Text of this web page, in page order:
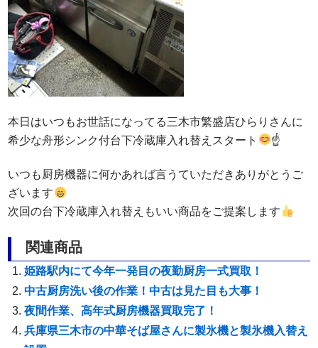
本日はいつもお世話になってる三木市繁盛店ひらりさんに
希少な舟形シンク付台下冷蔵庫入れ替えスタート
☝
いつも厨房機器に何かあれば言うていただきありがとうご
ざいます
次回の台下冷蔵庫入れ替えもいい商品をご提案します
関連商品
姫路駅内にて今年一発目の夜勤厨房一式買取！
中古厨房洗い後の作業！中古は見た目も大事！
夜間作業、高年式厨房機器買取完了！
兵庫県三木市の中華そば屋さんに製氷機と製氷機入替え